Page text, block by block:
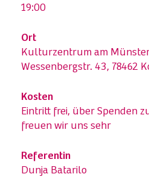
19:00
Ort
Kulturzentrum am
Wessenbergstr. 43, 78462
Kosten
Eintritt frei, über Spenden
freuen wir uns sehr
Referentin
Dunja Batarilo